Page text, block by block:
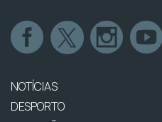
NOTÍCIAS
DESPORTO